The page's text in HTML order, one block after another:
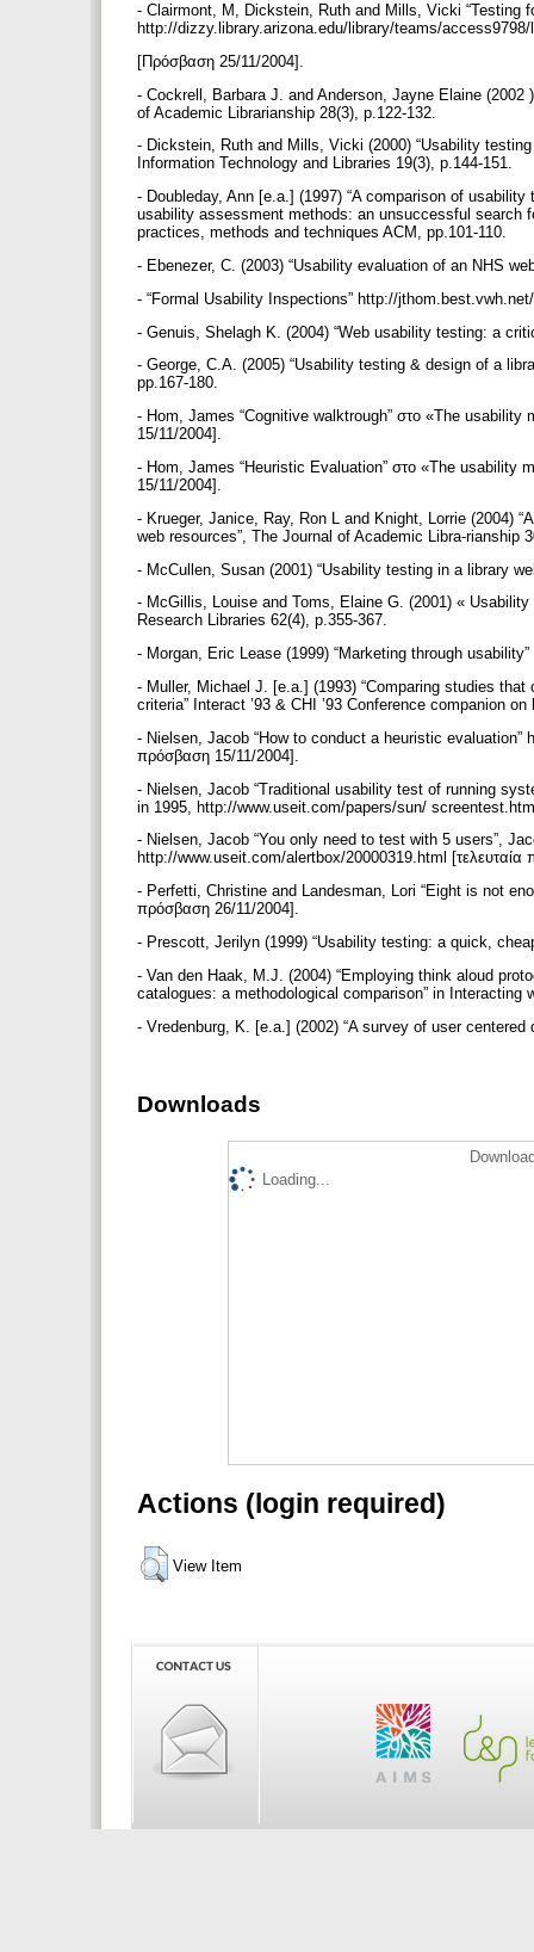
- Clairmont, M, Dickstein, Ruth and Mills, Vicki “Testing
http://dizzy.library.arizona.edu/library/teams/
[Πρόσβαση 25/11/2004].
- Cockrell, Barbara J. and Anderson, Jayne Elaine
of Academic Librarianship 28(3), p.122-132.
- Dickstein, Ruth and Mills, Vicki (2000) “Usability
Information Technology and Libraries 19(3), p.144-151.
- Doubleday, Ann [e.a.] (1997) “A comparison of
usability assessment methods: an unsuccessful search
practices, methods and techniques ACM, pp.101-110.
- Ebenezer, C. (2003) “Usability evaluation of an NHS
- “Formal Usability Inspections” http://
- Genuis, Shelagh K. (2004) “Web usability testing: a
- George, C.A. (2005) “Usability testing & design of a
pp.167-180.
- Hom, James “Cognitive walktrough” στο «The
15/11/2004].
- Hom, James “Heuristic Evaluation” στο «The usability
15/11/2004].
- Krueger, Janice, Ray, Ron L and Knight, Lorrie (2004)
web resources”, The Journal of Academic Libra-rianship
- McCullen, Susan (2001) “Usability testing in a library
- McGillis, Louise and Toms, Elaine G. (2001) «
Research Libraries 62(4), p.355-367.
- Morgan, Eric Lease (1999) “Marketing through
- Muller, Michael J. [e.a.] (1993) “Comparing studies
criteria” Interact ’93 & CHI ’93 Conference companion
- Nielsen, Jacob “How to conduct a heuristic evaluation”
πρόσβαση 15/11/2004].
- Nielsen, Jacob “Traditional usability test of running
in 1995, http://www.useit.com/papers/sun/
- Nielsen, Jacob “You only need to test with 5 users”,
http://www.useit.com/alertbox/20000319.html
- Perfetti, Christine and Landesman, Lori “Eight is not
πρόσβαση 26/11/2004].
- Prescott, Jerilyn (1999) “Usability testing: a quick,
- Van den Haak, M.J. (2004) “Employing think aloud
catalogues: a methodological comparison” in Interacting
- Vredenburg, K. [e.a.] (2002) “A survey of user
Downloads
Loading...
Actions (login required)
View Item